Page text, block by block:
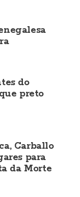
do
preto
Carballo
para
da Morte